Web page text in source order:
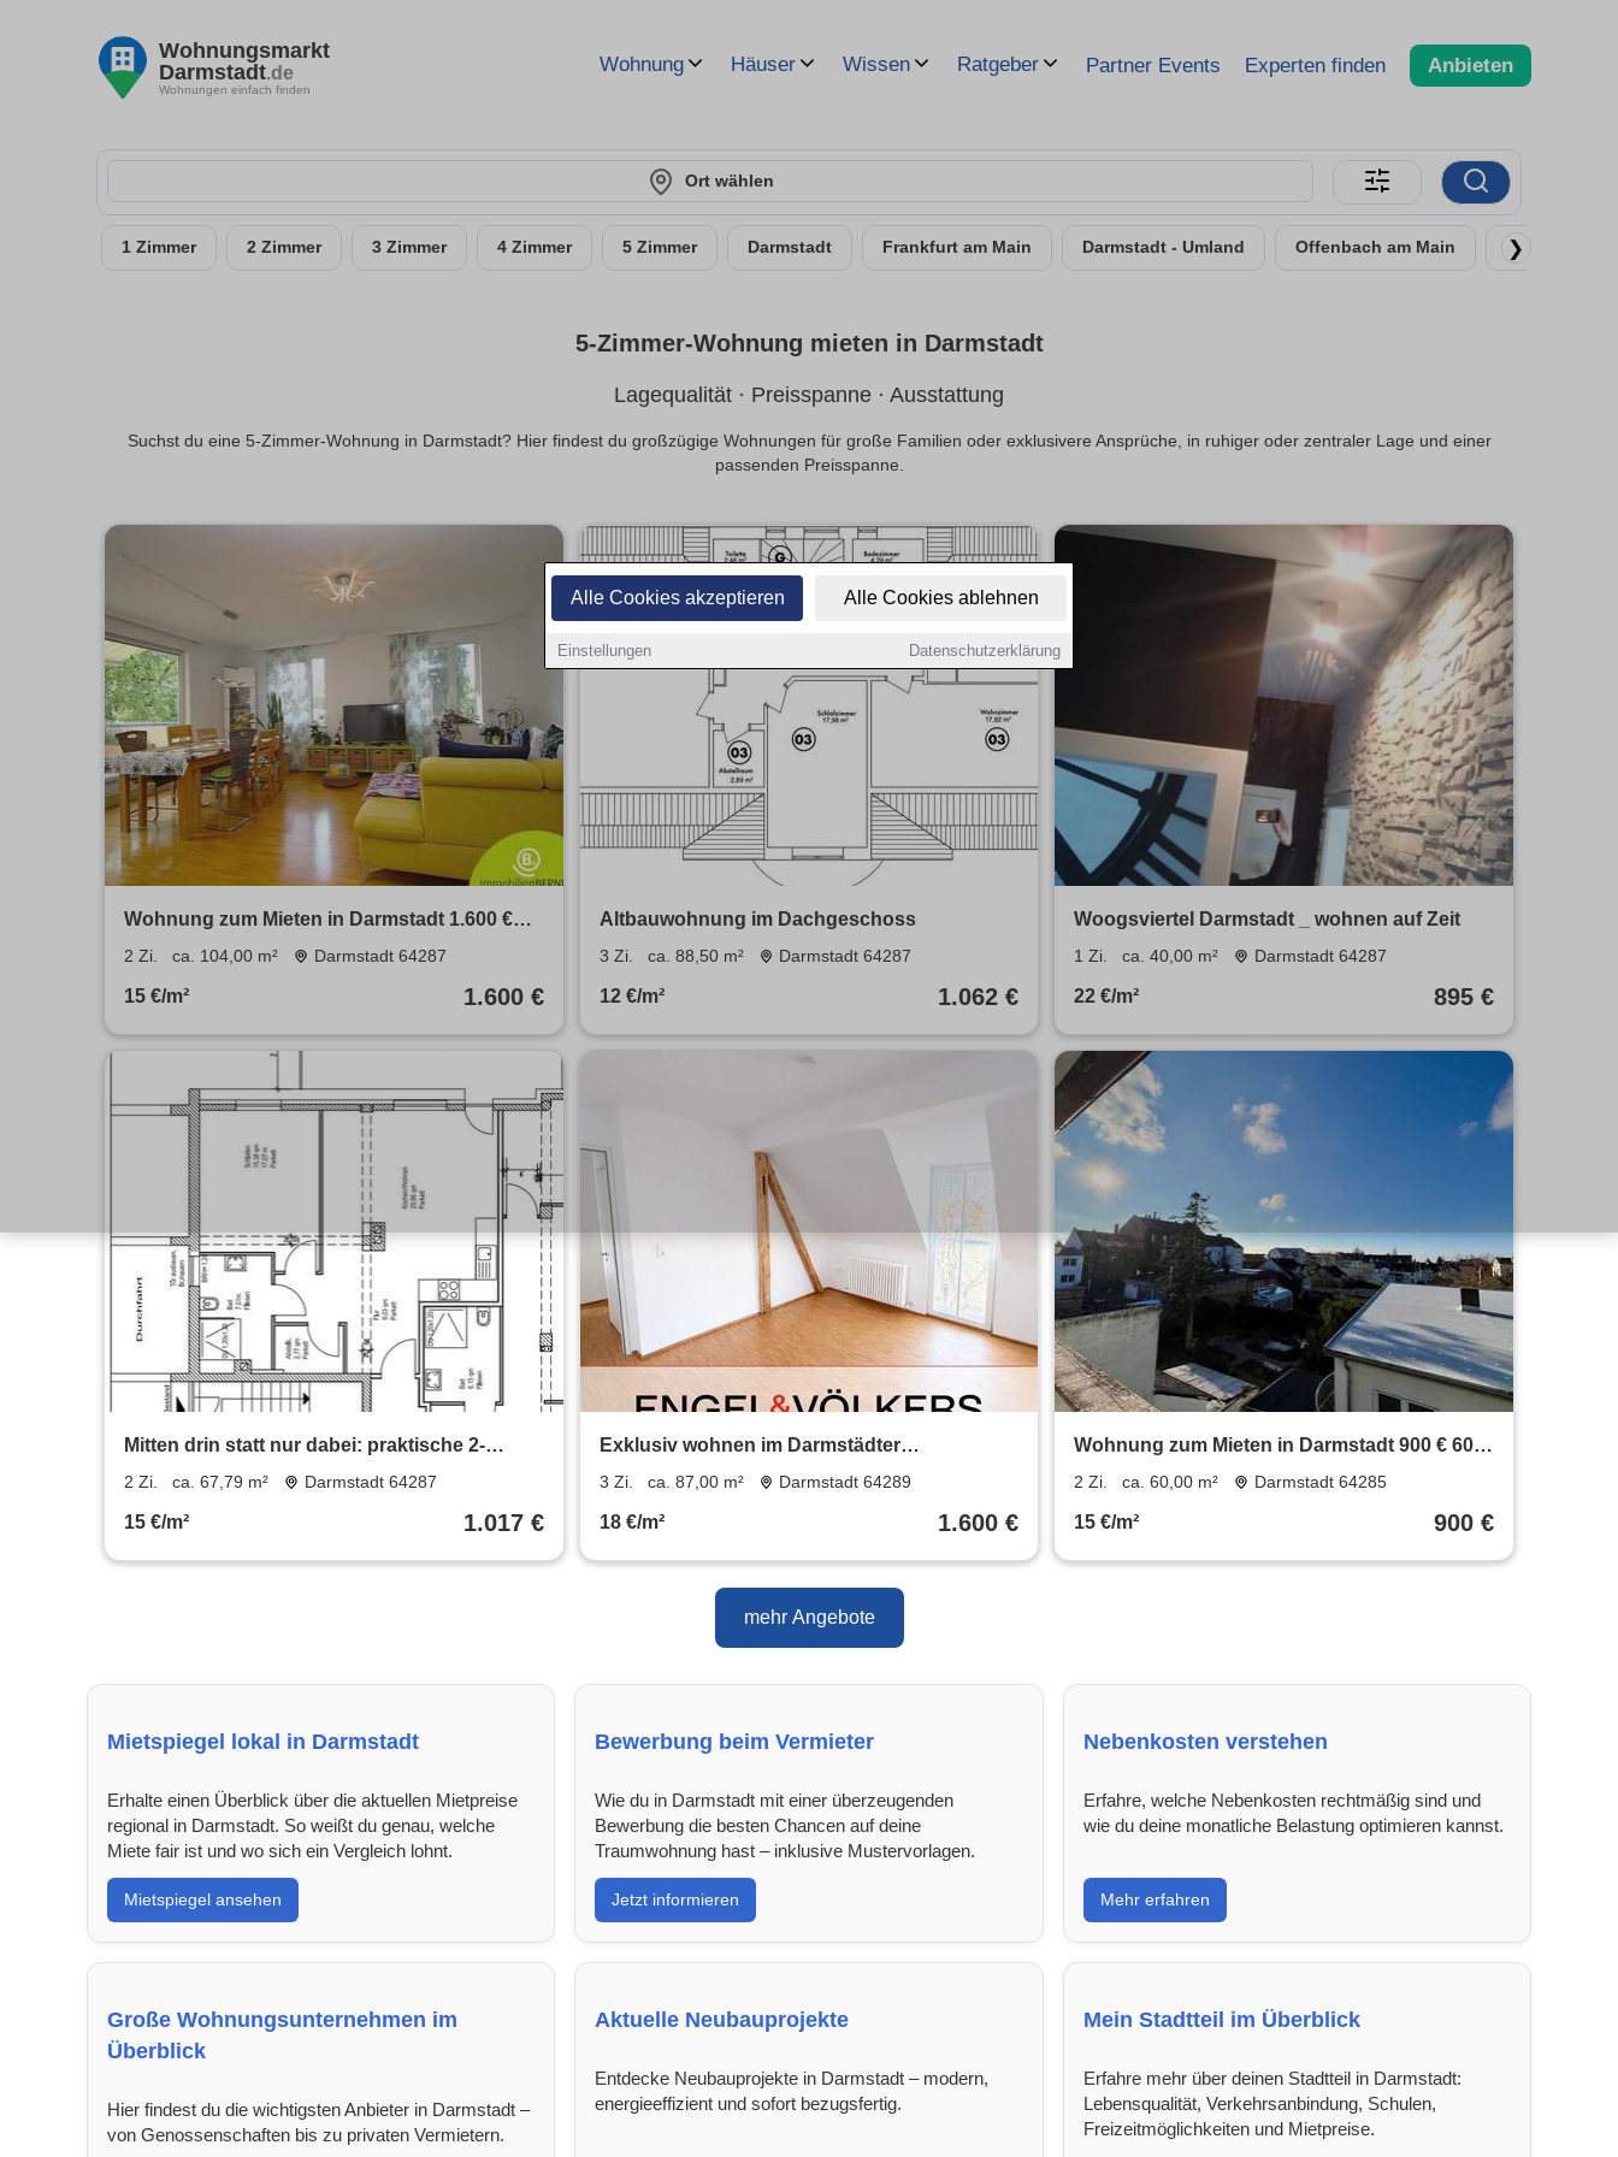
Alle Cookies akzeptieren Alle Cookies ablehnen
Einstellungen Datenschutzerklärung
Wohnungsmarkt
Darmstadt.de
Wohnungen einfach finden
Wohnung Häuser Wissen Ratgeber Partner Events Experten finden Anbieten
Ort wählen
1 Zimmer 2 Zimmer 3 Zimmer 4 Zimmer 5 Zimmer Darmstadt Frankfurt am Main Darmstadt - Umland Offenbach am Main Rüsselsheim
❯
5-Zimmer-Wohnung mieten in Darmstadt
Lagequalität · Preisspanne · Ausstattung
Suchst du eine 5-Zimmer-Wohnung in Darmstadt? Hier findest du großzügige Wohnungen für große Familien oder exklusivere Ansprüche, in ruhiger oder zentraler Lage und einer
passenden Preisspanne.
Wohnung zum Mieten in Darmstadt 1.600 €
104 m²
2 Zi. ca. 104,00 m² Darmstadt 64287
15 €/m² 1.600 €
Altbauwohnung im Dachgeschoss
3 Zi. ca. 88,50 m² Darmstadt 64287
12 €/m² 1.062 €
Woogsviertel Darmstadt _ wohnen auf Zeit
1 Zi. ca. 40,00 m² Darmstadt 64287
22 €/m² 895 €
Mitten drin statt nur dabei: praktische 2-
Zimmer-Wohnung
2 Zi. ca. 67,79 m² Darmstadt 64287
15 €/m² 1.017 €
Exklusiv wohnen im Darmstädter
Martinsviertel: Stilvoll sanierte
ruhigem Flair
3 Zi. ca. 87,00 m² Darmstadt 64289
18 €/m² 1.600 €
Wohnung zum Mieten in Darmstadt 900 € 60
m²
2 Zi. ca. 60,00 m² Darmstadt 64285
15 €/m² 900 €
mehr Angebote
Mietspiegel lokal in Darmstadt
Erhalte einen Überblick über die aktuellen Mietpreise
regional in Darmstadt. So weißt du genau, welche
Miete fair ist und wo sich ein Vergleich lohnt.
Mietspiegel ansehen
Bewerbung beim Vermieter
Wie du in Darmstadt mit einer überzeugenden
Bewerbung die besten Chancen auf deine
Traumwohnung hast – inklusive Mustervorlagen.
Jetzt informieren
Nebenkosten verstehen
Erfahre, welche Nebenkosten rechtmäßig sind und
wie du deine monatliche Belastung optimieren kannst.
Mehr erfahren
Große Wohnungsunternehmen im
Überblick
Hier findest du die wichtigsten Anbieter in Darmstadt –
von Genossenschaften bis zu privaten Vermietern.
Aktuelle Neubauprojekte
Entdecke Neubauprojekte in Darmstadt – modern,
energieeffizient und sofort bezugsfertig.
Mein Stadtteil im Überblick
Erfahre mehr über deinen Stadtteil in Darmstadt:
Lebensqualität, Verkehrsanbindung, Schulen,
Freizeitmöglichkeiten und Mietpreise.